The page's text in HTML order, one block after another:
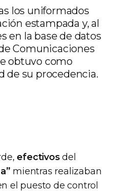
los uniformados
estampada y, al
en la base de datos
Comunicaciones
obtuvo como
de su procedencia.
efectivosdel
mientras realizaban
el puesto de control